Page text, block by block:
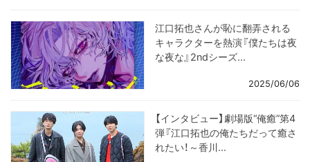
江口拓也さんが恥に翻弄される
キャラクターを熱演『僕たちは夜
な夜な』2ndシーズ...
2025/06/06
【インタビュー】劇場版“俺癒”第4
弾『江口拓也の俺たちだって癒さ
れたい！～香川...